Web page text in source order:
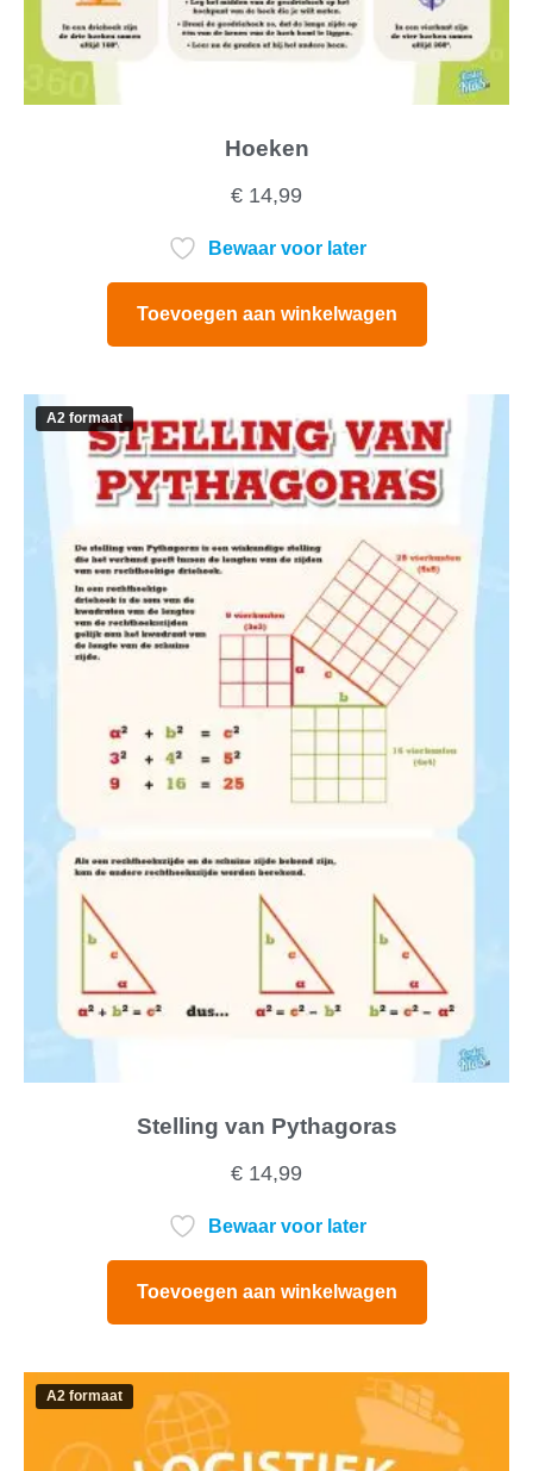
Hoeken
€ 14,99
Bewaar voor later
Toevoegen aan winkelwagen
A2 formaat
Stelling van Pythagoras
€ 14,99
Bewaar voor later
Toevoegen aan winkelwagen
A2 formaat